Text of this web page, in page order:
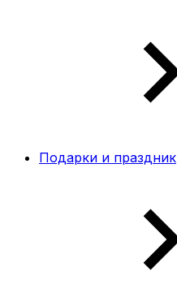
Подарки и праздник